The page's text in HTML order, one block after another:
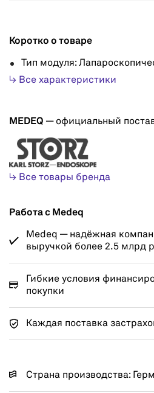
Коротко о товаре
Тип модуля:
↳ Все характеристики
MEDEQ — официальный
↳ Все товары бренда
Работа с Medeq
Medeq — надёжная
выручкой более 2.5 млрд
Гибкие условия
покупки
Каждая поставка
Страна производства: